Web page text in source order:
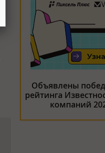
Объявлены
рейтинга
компаний